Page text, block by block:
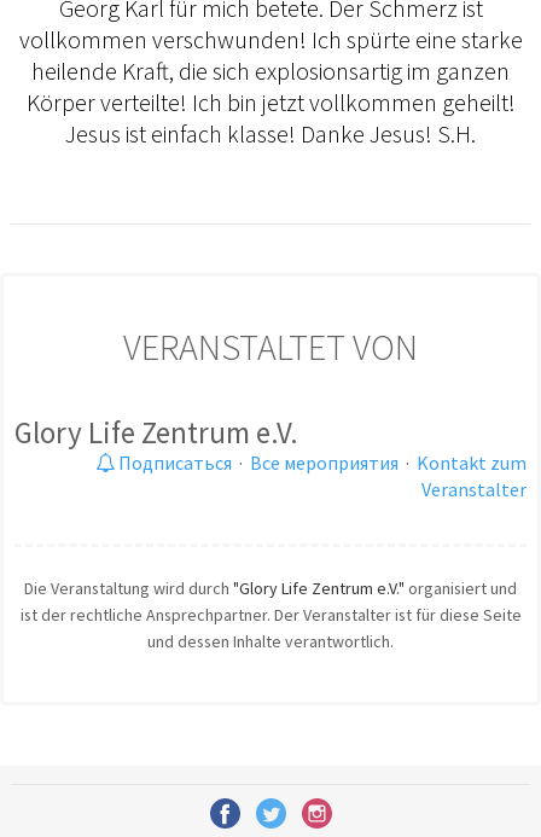
Georg Karl für mich betete. Der Schmerz ist
vollkommen verschwunden! Ich spürte eine starke
heilende Kraft, die sich explosionsartig im ganzen
Körper verteilte! Ich bin jetzt vollkommen geheilt!
Jesus ist einfach klasse! Danke Jesus! S.H.
VERANSTALTET VON
Glory Life Zentrum e.V.
Подписаться · Все мероприятия · Kontakt zum
Veranstalter
Die Veranstaltung wird durch "Glory Life Zentrum e.V." organisiert und
ist der rechtliche Ansprechpartner. Der Veranstalter ist für diese Seite
und dessen Inhalte verantwortlich.